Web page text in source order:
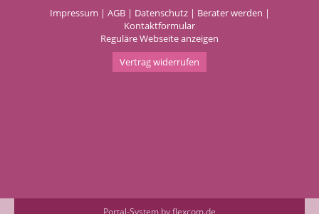
Impressum | AGB| Datenschutz| Berater werden |
Kontaktformular
Reguläre Webseite anzeigen
Vertrag widerrufen
Portal-System by flexcom.de